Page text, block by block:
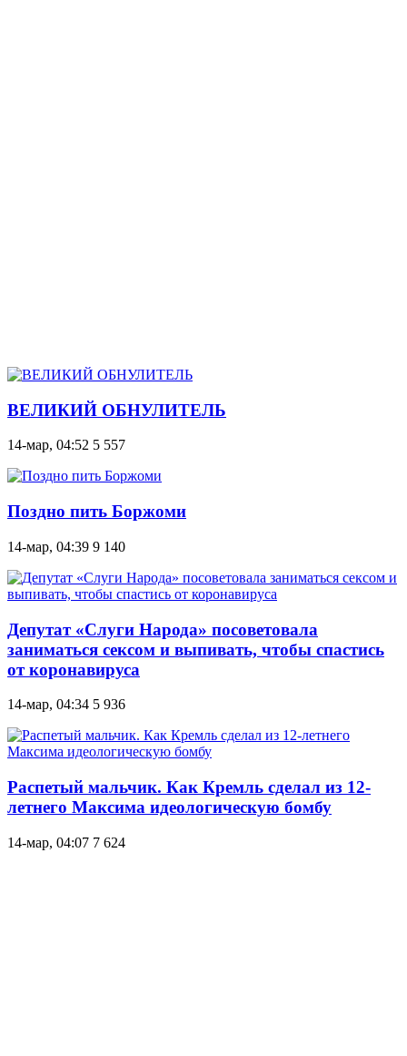
ВЕЛИКИЙ ОБНУЛИТЕЛЬ
14-мар, 04:52 5 557
Поздно пить Боржоми
14-мар, 04:39 9 140
Депутат «Слуги Народа» посоветовала
заниматься сексом и выпивать, чтобы спастись
от коронавируса
14-мар, 04:34 5 936
Распетый мальчик. Как Кремль сделал из 12-
летнего Максима идеологическую бомбу
14-мар, 04:07 7 624